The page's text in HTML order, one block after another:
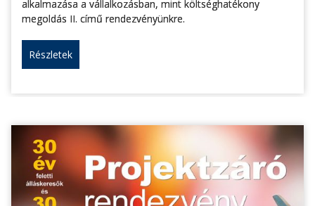
alkalmazása a vállalkozásban, mint költséghatékony
megoldás II. című rendezvényünkre.
Részletek